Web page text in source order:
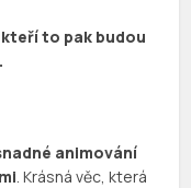
to pak budou
animování
. Krásná věc, která